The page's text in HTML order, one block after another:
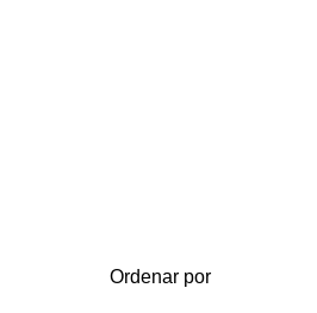
Ordenar por